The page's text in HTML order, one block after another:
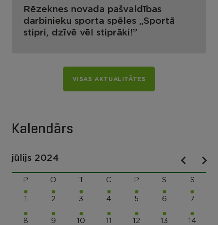
Rēzeknes novada pašvaldības
darbinieku sporta spēles „Sportā
stipri, dzīvē vēl stiprāki!”
VISAS AKTUALITĀTES
Kalendārs
jūlijs 2024
P O C P S S
1 2 3 4 5 6 7
8 9 10 11 12 13 14